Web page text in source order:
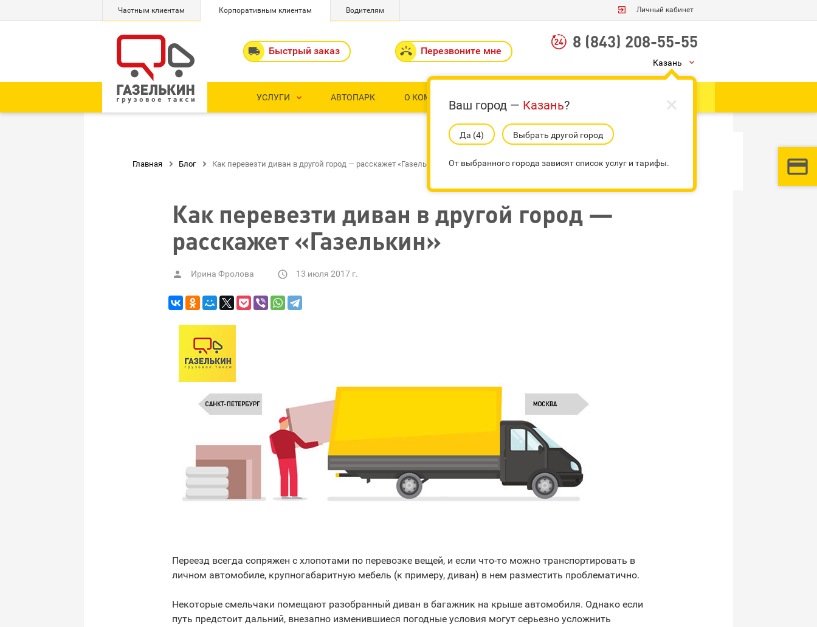
8 (843) 208-55-55
УСЛУГИ  АВТОПАРК О КОМПАНИИ
 Личный кабинет
 Быстрый заказ  Перезвоните мне
Частным клиентам Корпоративным клиентам Водителям
Казань 
Главная  Блог  Как перевезти диван в другой город — расскажет «Газелькин»
Как перевезти диван в другой город —
расскажет «Газелькин»
 Ирина Фролова  13 июля 2017 г.
Переезд всегда сопряжен с хлопотами по перевозке вещей, и если что-то можно транспортировать в
личном автомобиле, крупногабаритную мебель (к примеру, диван) в нем разместить проблематично.
Некоторые смельчаки помещают разобранный диван в багажник на крыше автомобиля. Однако если
путь предстоит дальний, внезапно изменившиеся погодные условия могут серьезно усложнить

Ваш город — Казань?
Да (3) Выбрать другой город
От выбранного города зависят список услуг и тарифы.